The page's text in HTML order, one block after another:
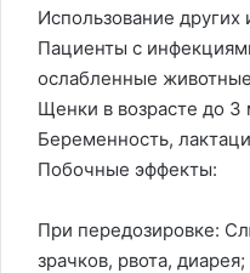
Использование других
Пациенты с
ослабленные
Щенки в возрасте до 3
Беременность,
Побочные эффекты:
При передозировке:
зрачков, рвота, диарея;